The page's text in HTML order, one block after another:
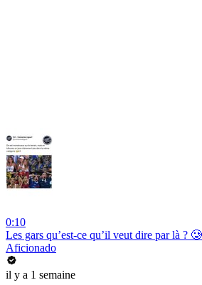
0:10
Les gars qu’est-ce qu’il veut dire par là ? 🥲
Aficionado
il y a 1 semaine